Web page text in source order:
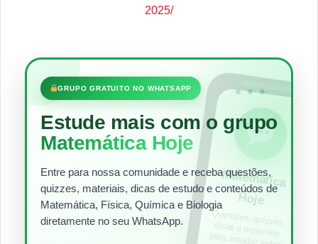
2025/
•••
GRUPO GRATUITO NO WHATSAPP
Estude mais com o grupo
Matemática Hoje
Entre para nossa comunidade e receba questões,
quizzes, materiais, dicas de estudo e conteúdos de
Matemática, Física, Química e Biologia
diretamente no seu WhatsApp.
Matem
ática
Hoje
Questões, quizzes,
dicas e materiais
para estudar todos